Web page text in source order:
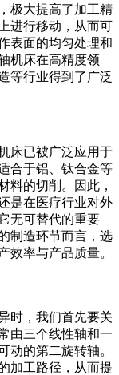
极大提高了加工精
进行移动，从而可
表面的均匀处理和
机床在高精度领
等行业得到了广泛
床已被广泛应用于
合于铝、钛合金等
料的切削。因此，
是在医疗行业对外
无可替代的重要
制造环节而言，选
效率与产品质量。
时，我们首先要关
由三个线性轴和一
动的第二旋转轴。
加工路径，从而提